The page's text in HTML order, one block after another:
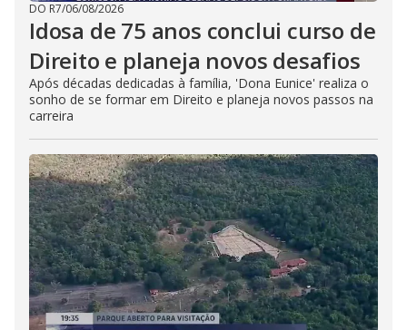
DO R7/06/08/2026
Idosa de 75 anos conclui curso de
Direito e planeja novos desafios
Após décadas dedicadas à família, 'Dona Eunice' realiza o
sonho de se formar em Direito e planeja novos passos na
carreira